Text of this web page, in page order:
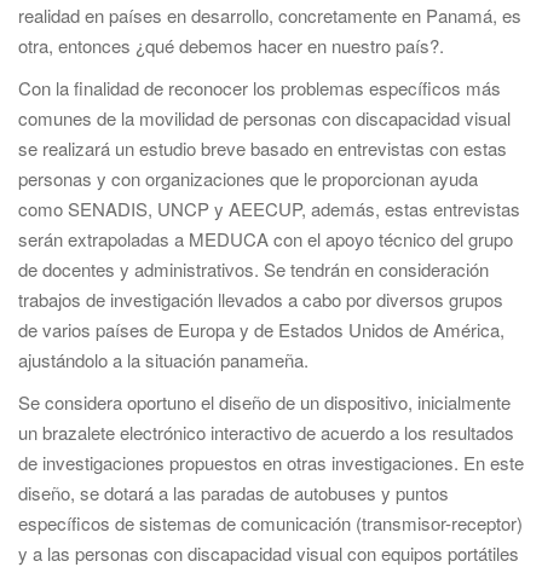
realidad en países en desarrollo, concretamente en Panamá, es
otra, entonces ¿qué debemos hacer en nuestro país?.
Con la finalidad de reconocer los problemas específicos más
comunes de la movilidad de personas con discapacidad visual
se realizará un estudio breve basado en entrevistas con estas
personas y con organizaciones que le proporcionan ayuda
como SENADIS, UNCP y AEECUP, además, estas entrevistas
serán extrapoladas a MEDUCA con el apoyo técnico del grupo
de docentes y administrativos. Se tendrán en consideración
trabajos de investigación llevados a cabo por diversos grupos
de varios países de Europa y de Estados Unidos de América,
ajustándolo a la situación panameña.
Se considera oportuno el diseño de un dispositivo, inicialmente
un brazalete electrónico interactivo de acuerdo a los resultados
de investigaciones propuestos en otras investigaciones. En este
diseño, se dotará a las paradas de autobuses y puntos
específicos de sistemas de comunicación (transmisor-receptor)
y a las personas con discapacidad visual con equipos portátiles